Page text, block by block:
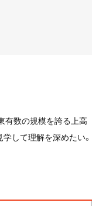
有数の規模を誇る上高
して理解を深めたい。